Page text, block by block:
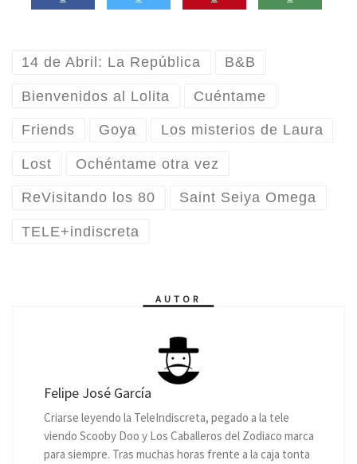
14 de Abril: La República B&B
Bienvenidos al Lolita Cuéntame
Friends Goya Los misterios de Laura
Lost Ochéntame otra vez
ReVisitando los 80 Saint Seiya Omega
TELE+indiscreta
AUTOR
Felipe José García
Criarse leyendo la TeleIndiscreta, pegado a la tele
viendo Scooby Doo y Los Caballeros del Zodiaco marca
para siempre. Tras muchas horas frente a la caja tonta